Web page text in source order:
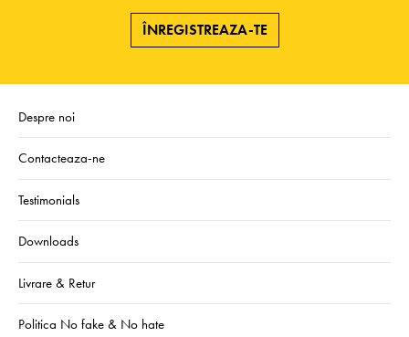
ÎNREGISTREAZA-TE
Despre noi
Contacteaza-ne
Testimonials
Downloads
Livrare & Retur
Politica No fake & No hate